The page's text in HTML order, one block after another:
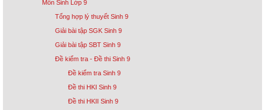
Môn Sinh Lớp 9
Tổng hợp lý thuyết Sinh 9
Giải bài tập SGK Sinh 9
Giải bài tập SBT Sinh 9
Đề kiểm tra - Đề thi Sinh 9
Đề kiểm tra Sinh 9
Đề thi HKI Sinh 9
Đề thi HKII Sinh 9